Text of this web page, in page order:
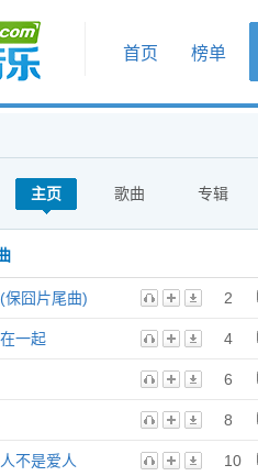
首页 榜单
主页 歌曲 专辑
保囧片尾曲) 2
一起 4
6
8
不是爱人 10